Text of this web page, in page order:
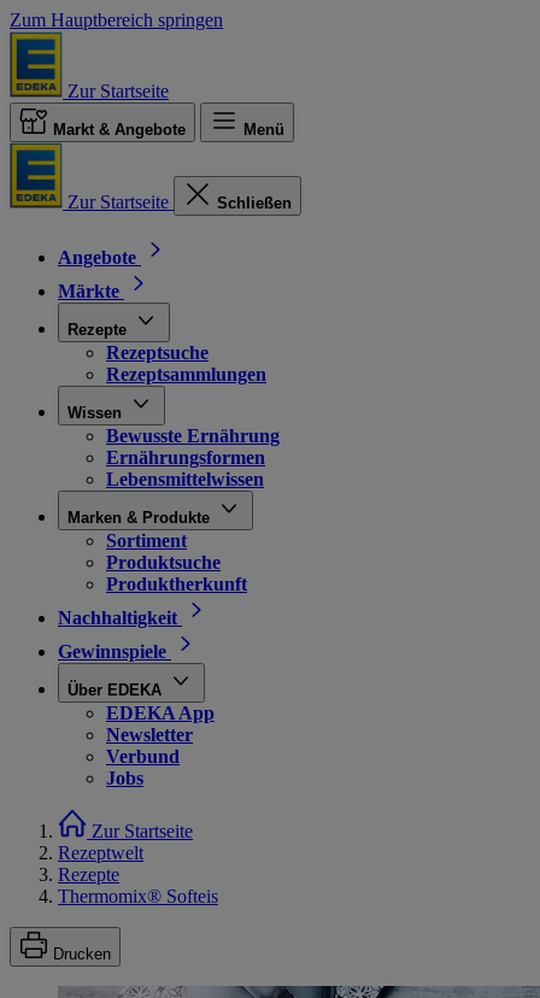
Zum Hauptbereich springen
Zur Startseite
Markt & Angebote Menü
Zur Startseite Schließen
Angebote
Märkte
Rezepte
Rezeptsuche
Rezeptsammlungen
Wissen
Bewusste Ernährung
Ernährungsformen
Lebensmittelwissen
Marken & Produkte
Sortiment
Produktsuche
Produktherkunft
Nachhaltigkeit
Gewinnspiele
Über EDEKA
EDEKA App
Newsletter
Verbund
Jobs
Zur Startseite
Rezeptwelt
Rezepte
Thermomix® Softeis
Drucken